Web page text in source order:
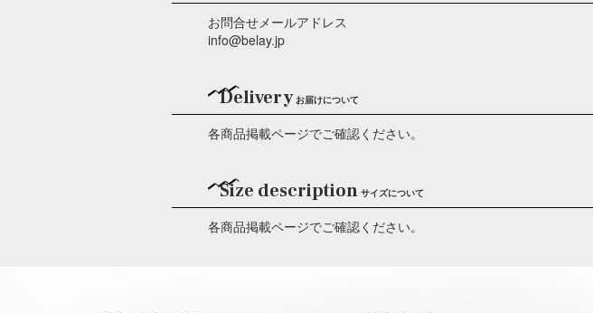
お問合せメールアドレス
info@belay.jp
Deliveryお届けについて
各商品掲載ページでご確認ください。
Size descriptionサイズについて
各商品掲載ページでご確認ください。